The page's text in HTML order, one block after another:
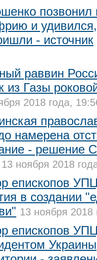
позвонил
и
- источник
раввин
из Газы
2018 года,
намерена
- решение
13 ноября 2018
епископов
в создании
13 ноября 2018
епископов УПЦ